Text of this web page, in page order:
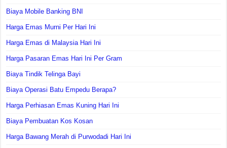
Biaya Mobile Banking BNI
Harga Emas Murni Per Hari Ini
Harga Emas di Malaysia Hari Ini
Harga Pasaran Emas Hari Ini Per Gram
Biaya Tindik Telinga Bayi
Biaya Operasi Batu Empedu Berapa?
Harga Perhiasan Emas Kuning Hari Ini
Biaya Pembuatan Kos Kosan
Harga Bawang Merah di Purwodadi Hari Ini